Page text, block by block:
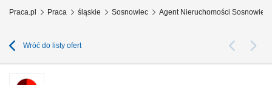
Praca.pl Praca śląskie Sosnowiec Agent Nieruchomości Sosnowiec
Wróć do listy ofert